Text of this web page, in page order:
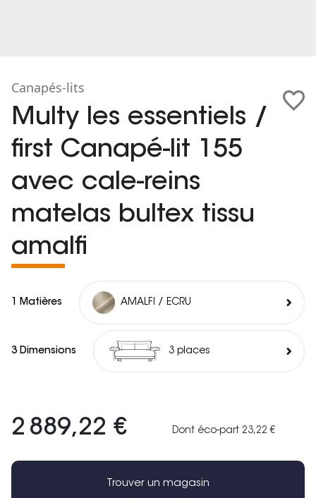
Canapés-lits
Multy les essentiels /
first Canapé-lit 155
avec cale-reins
matelas bultex tissu
amalfi
1 Matières AMALFI / ECRU
3 Dimensions 3 places
2 889,22 € Dont éco-part 23,22 €
Trouver un magasin